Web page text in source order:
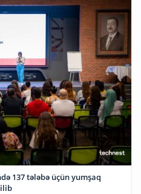
137 tələbə üçün yumşaq